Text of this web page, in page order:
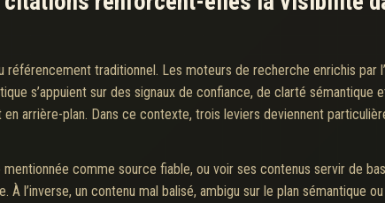
traditionnel. Les moteurs de recherche enrichis par
s’appuient sur des signaux de confiance, de clarté sémantique
arrière-plan. Dans ce contexte, trois leviers deviennent
comme source fiable, ou voir ses contenus servir de
l’inverse, un contenu mal balisé, ambigu sur le plan sémantique